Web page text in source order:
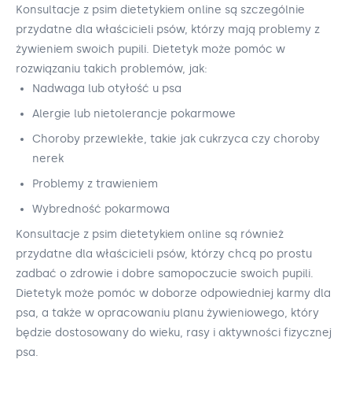
Konsultacje z psim dietetykiem online są szczególnie
przydatne dla właścicieli psów, którzy mają problemy z
żywieniem swoich pupili. Dietetyk może pomóc w
rozwiązaniu takich problemów, jak:
Nadwaga lub otyłość u psa
Alergie lub nietolerancje pokarmowe
Choroby przewlekłe, takie jak cukrzyca czy choroby
nerek
Problemy z trawieniem
Wybredność pokarmowa
Konsultacje z psim dietetykiem online są również
przydatne dla właścicieli psów, którzy chcą po prostu
zadbać o zdrowie i dobre samopoczucie swoich pupili.
Dietetyk może pomóc w doborze odpowiedniej karmy dla
psa, a także w opracowaniu planu żywieniowego, który
będzie dostosowany do wieku, rasy i aktywności fizycznej
psa.